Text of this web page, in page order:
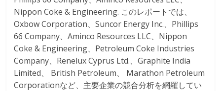
Nippon Coke & Engineering. このレポートでは、
Oxbow Corporation、Suncor Energy Inc.、Phillips
66 Company、Aminco Resources LLC、Nippon
Coke & Engineering、Petroleum Coke Industries
Company、Renelux Cyprus Ltd.、Graphite India
Limited、 British Petroleum、 Marathon Petroleum
Corporationなど、主要企業の競合分析を網羅してい